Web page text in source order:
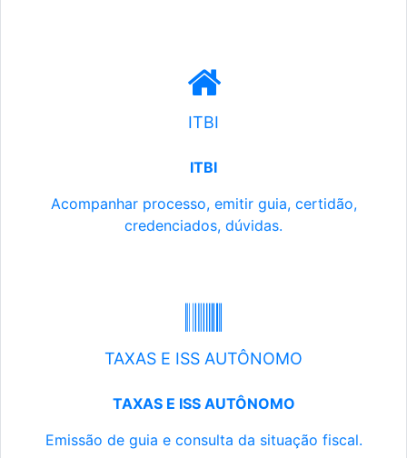
ITBI
ITBI
Acompanhar processo, emitir guia, certidão,
credenciados, dúvidas.
TAXAS E ISS AUTÔNOMO
TAXAS E ISS AUTÔNOMO
Emissão de guia e consulta da situação fiscal.